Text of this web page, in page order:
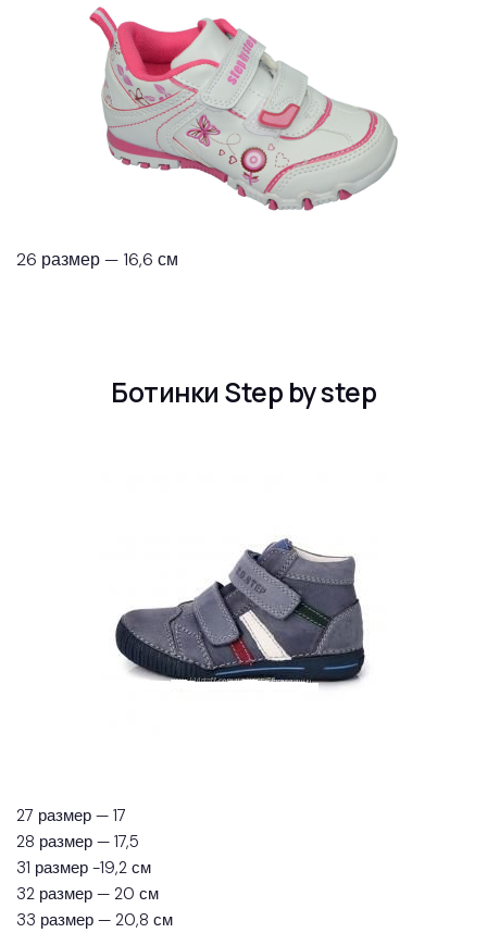
26 размер — 16,6 см
Ботинки Step by step
27 размер — 17
28 размер — 17,5
31 размер -19,2 см
32 размер — 20 см
33 размер — 20,8 см